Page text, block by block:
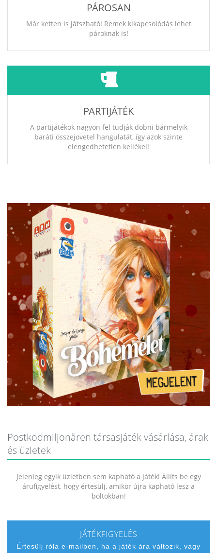
PÁROSAN
Már ketten is játszható! Remek kikapcsolódás lehet
pároknak is!
PARTIJÁTÉK
A partijátékok nagyon fel tudják dobni bármelyik
baráti összejövetel hangulatát, így azok szinte
elengedhetetlen kellékei!
Postkodmiljonären társasjáték vásárlása, árak
és üzletek
Jelenleg egyik üzletben sem kapható a játék! Állíts be egy
árufigyelést, hogy értesülj, amikor újra kapható lesz a
boltokban!
JÁTÉKFIGYELÉS
Értesülj róla e-mailben, ha a játék ára változik, vagy